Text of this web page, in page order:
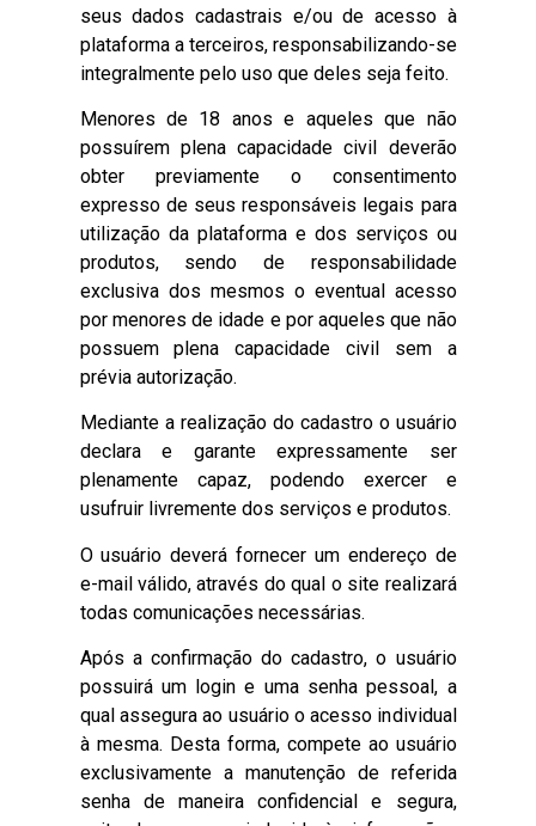
seus dados cadastrais e/ou de acesso à
plataforma a terceiros, responsabilizando-se
integralmente pelo uso que deles seja feito.
Menores de 18 anos e aqueles que não
possuírem plena capacidade civil deverão
obter previamente o consentimento
expresso de seus responsáveis legais para
utilização da plataforma e dos serviços ou
produtos, sendo de responsabilidade
exclusiva dos mesmos o eventual acesso
por menores de idade e por aqueles que não
possuem plena capacidade civil sem a
prévia autorização.
Mediante a realização do cadastro o usuário
declara e garante expressamente ser
plenamente capaz, podendo exercer e
usufruir livremente dos serviços e produtos.
O usuário deverá fornecer um endereço de
e-mail válido, através do qual o site realizará
todas comunicações necessárias.
Após a confirmação do cadastro, o usuário
possuirá um login e uma senha pessoal, a
qual assegura ao usuário o acesso individual
à mesma. Desta forma, compete ao usuário
exclusivamente a manutenção de referida
senha de maneira confidencial e segura,